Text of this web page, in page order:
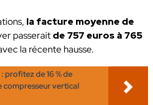
la facture moyenne de
passerait de 757 euros à 765
la récente hausse.
profitez de 16 % de
compresseur vertical